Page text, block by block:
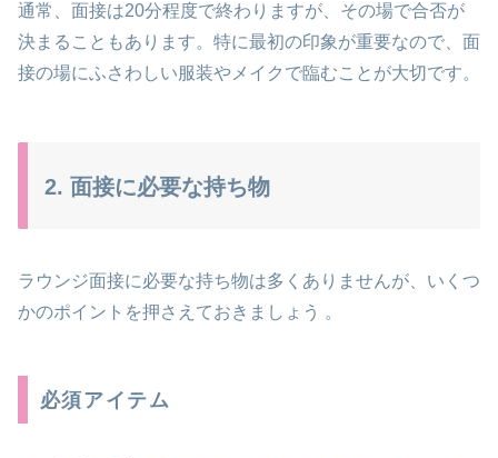
通常、面接は20分程度で終わりますが、その場で合否が
決まることもあります。特に最初の印象が重要なので、面
接の場にふさわしい服装やメイクで臨むことが大切です​​。
2. 面接に必要な持ち物
ラウンジ面接に必要な持ち物は多くありませんが、いくつ
かのポイントを押さえておきましょう​ 。
必須アイテム